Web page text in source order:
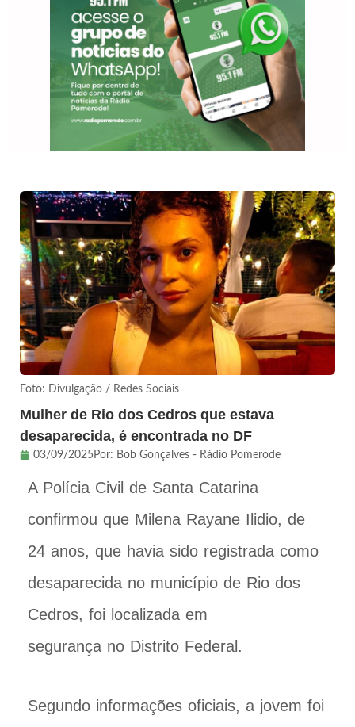
Foto: Divulgação / Redes Sociais
Mulher de Rio dos Cedros que estava
desaparecida, é encontrada no DF
03/09/2025Por: Bob Gonçalves - Rádio Pomerode
A Polícia Civil de Santa Catarina
confirmou que Milena Rayane Ilidio, de
24 anos, que havia sido registrada como
desaparecida no município de Rio dos
Cedros, foi localizada em
segurança no Distrito Federal.
Segundo informações oficiais, a jovem foi